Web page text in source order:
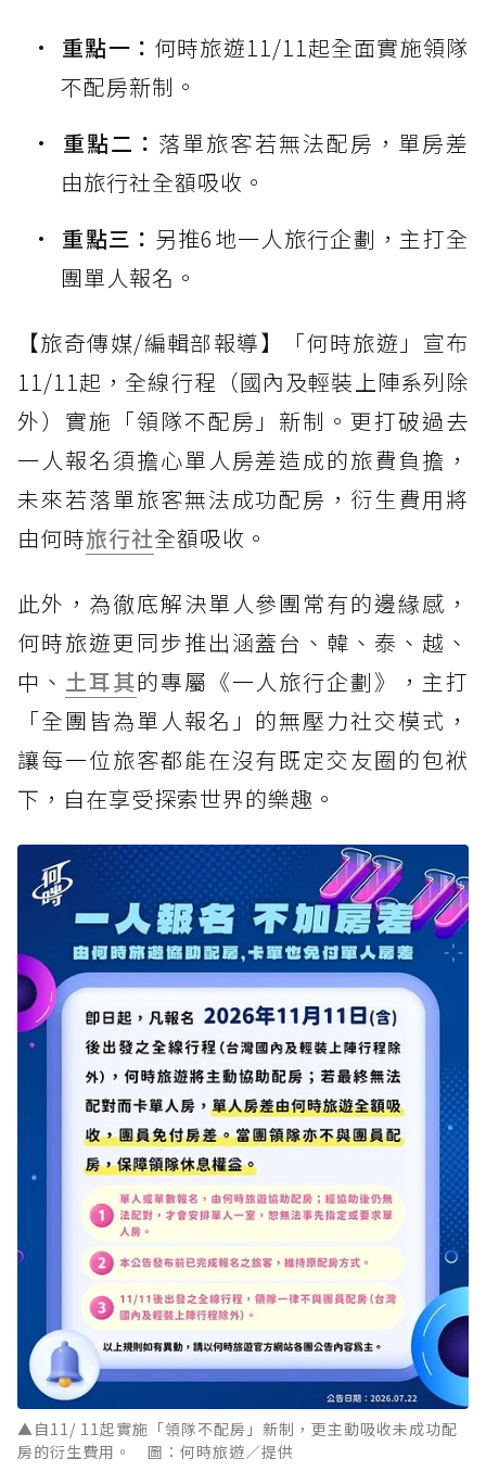
重點一： 何時旅遊11/11起全面實施領隊
不配房新制。
重點二： 落單旅客若無法配房，單房差
由旅行社全額吸收。
重點三： 另推6地一人旅行企劃，主打全
團單人報名。
【旅奇傳媒/編輯部報導】「何時旅遊」宣布
11/11起，全線行程（國內及輕裝上陣系列除
外）實施「領隊不配房」新制。更打破過去
一人報名須擔心單人房差造成的旅費負擔，
未來若落單旅客無法成功配房，衍生費用將
由何時旅行社全額吸收。
此外，為徹底解決單人參團常有的邊緣感，
何時旅遊更同步推出涵蓋台、韓、泰、越、
中、 土耳其的專屬《一人旅行企劃》，主打
「全團皆為單人報名」的無壓力社交模式，
讓每一位旅客都能在沒有既定交友圈的包袱
下，自在享受探索世界的樂趣。
▲自11/ 11起實施「領隊不配房」新制，更主動吸收未成功配
房的衍生費用。 圖：何時旅遊／提供